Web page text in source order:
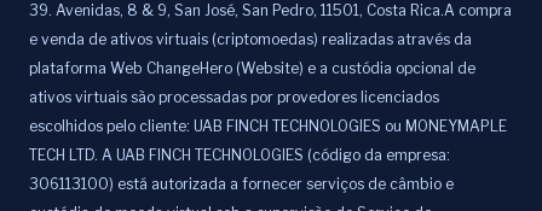
39. Avenidas, 8 & 9, San José, San Pedro, 11501, Costa Rica.A compra
e venda de ativos virtuais (criptomoedas) realizadas através da
plataforma Web ChangeHero (Website) e a custódia opcional de
ativos virtuais são processadas por provedores licenciados
escolhidos pelo cliente: UAB FINCH TECHNOLOGIES ou MONEYMAPLE
TECH LTD. A UAB FINCH TECHNOLOGIES (código da empresa:
306113100) está autorizada a fornecer serviços de câmbio e